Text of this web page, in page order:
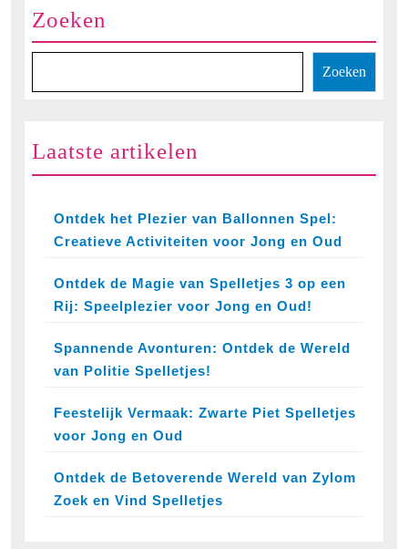
Zoeken
Zoeken
Laatste artikelen
Ontdek het Plezier van Ballonnen Spel:
Creatieve Activiteiten voor Jong en Oud
Ontdek de Magie van Spelletjes 3 op een
Rij: Speelplezier voor Jong en Oud!
Spannende Avonturen: Ontdek de Wereld
van Politie Spelletjes!
Feestelijk Vermaak: Zwarte Piet Spelletjes
voor Jong en Oud
Ontdek de Betoverende Wereld van Zylom
Zoek en Vind Spelletjes